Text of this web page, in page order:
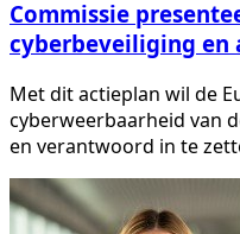
Commissie
cyberbeveiliging
Met dit actieplan wil de
cyberweerbaarheid van
en verantwoord in te